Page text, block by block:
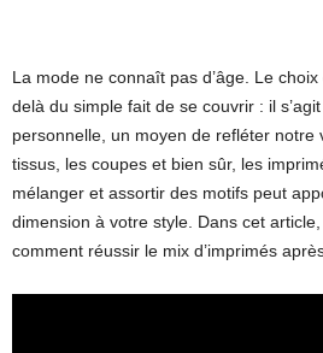
La mode ne connaît pas d’âge. Le
delà du simple fait de se couvrir : il
personnelle, un moyen de refléter notre
tissus, les coupes et bien sûr, les
mélanger et assortir des motifs peut
dimension à votre style. Dans cet
comment réussir le mix d’imprimés